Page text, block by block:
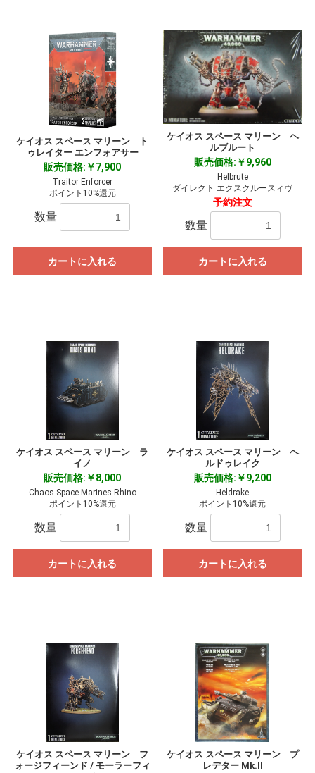
ケイオス スペース マリーン ト
ゥレイター エンフォアサー
販売価格:￥7,900
Traitor Enforcer
ポイント10%還元
数量
カートに入れる
ケイオス スペース マリーン ヘ
ルブルート
販売価格:￥9,960
Helbrute
ダイレクト エクスクルースィヴ
予約注文
数量
カートに入れる
ケイオス スペース マリーン ラ
イノ
販売価格:￥8,000
Chaos Space Marines Rhino
ポイント10%還元
数量
カートに入れる
ケイオス スペース マリーン ヘ
ルドゥレイク
販売価格:￥9,200
Heldrake
ポイント10%還元
数量
カートに入れる
ケイオス スペース マリーン フ
ォージフィーンド / モーラーフィ
ケイオス スペース マリーン プ
レデター Mk.II